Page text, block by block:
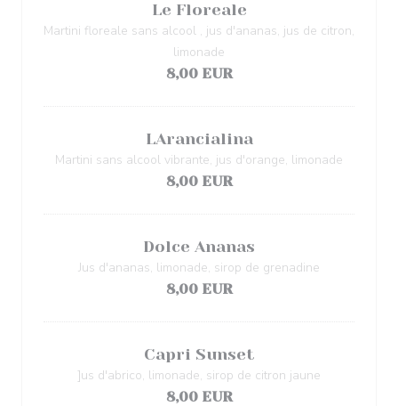
Le Floreale
Martini floreale sans alcool , jus d'ananas, jus de citron,
limonade
8,00 EUR
LArancialina
Martini sans alcool vibrante, jus d'orange, limonade
8,00 EUR
Dolce Ananas
Jus d'ananas, limonade, sirop de grenadine
8,00 EUR
Capri Sunset
]us d'abrico, limonade, sirop de citron jaune
8,00 EUR